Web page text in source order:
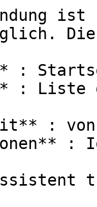
ist
:
: Liste
: von
: